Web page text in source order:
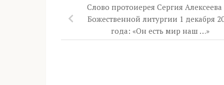
Слово протоиерея Сергия
Божественной литургии 1 декабря
года: «Он есть мир наш …»